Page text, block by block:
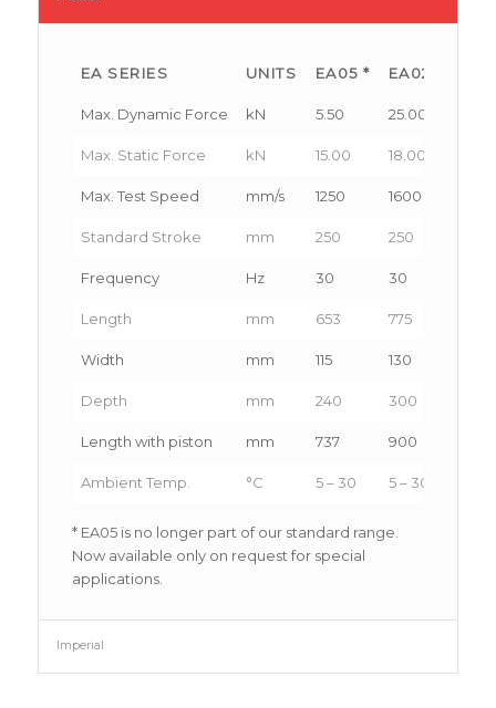
EA SERIES UNITS EA05 * EA025
Max. Dynamic Force kN 5.50 25.00
Max. Static Force kN 15.00 18.00
Max. Test Speed mm/s 1250 1600
Standard Stroke mm 250 250
Frequency Hz 30 30
Length mm 653 775
Width mm 115 130
Depth mm 240 300
Length with piston mm 737 900
Ambient Temp. °C 5 – 30 5 – 30
* EA05 is no longer part of our standard range.
Now available only on request for special
applications.
Imperial